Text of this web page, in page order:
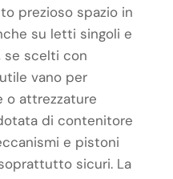
prezioso spazio in
su letti singoli e
se scelti con
vano per
o attrezzature
di contenitore
e pistoni
sicuri. La